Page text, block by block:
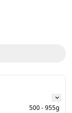
500 - 955g